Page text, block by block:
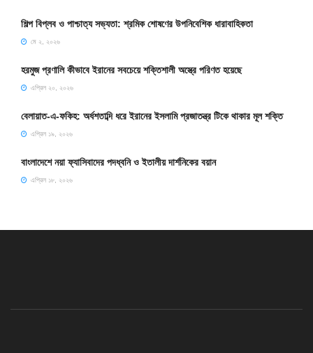
শিল্প বিপ্লব ও পাশ্চাত্য সভ্যতা: শ্রমিক শোষণের উপনিবেশিক ধারাবাহিকতা
মে ২, ২০২৬
হরমুজ প্রণালি কীভাবে ইরানের সবচেয়ে শক্তিশালী অস্ত্রে পরিণত হয়েছে
এপ্রিল ২০, ২০২৬
বেলায়াত-এ-ফকিহ: অর্ধশতাব্দি ধরে ইরানের ইসলামি প্রজাতন্ত্র টিকে থাকার মূল শক্তি
এপ্রিল ১৯, ২০২৬
বাংলাদেশে নয়া ফ্যাসিবাদের পদধ্বনি ও ইতালীয় দার্শনিকের বয়ান
এপ্রিল ১৮, ২০২৬